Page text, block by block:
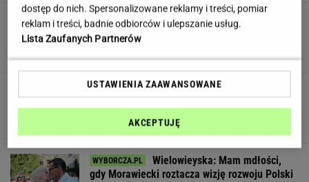
Ten quiz wiedzy ogólnej to solidny trening
umysłu! Przekroczysz 9/14?
Soczewki kontaktowe? To wakacyjny game
MATERIAŁ PROMOCYJNY
Wielowieyska: Mam mdłości,
gdy Morawiecki roztacza wizję rozwoju Polski
dostęp do nich. Spersonalizowane reklamy i treści, pomiar
reklam i treści, badnie odbiorców i ulepszanie usług.
Lista Zaufanych Partnerów
USTAWIENIA ZAAWANSOWANE
AKCEPTUJĘ